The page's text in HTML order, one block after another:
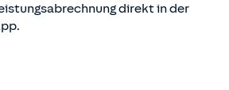
direkt in der